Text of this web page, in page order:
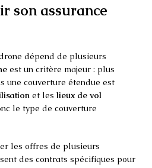
son assurance
dépend de plusieurs
est un critère majeur : plus
une couverture étendue est
et les lieux de vol
le type de couverture
les offres de plusieurs
des contrats spécifiques pour